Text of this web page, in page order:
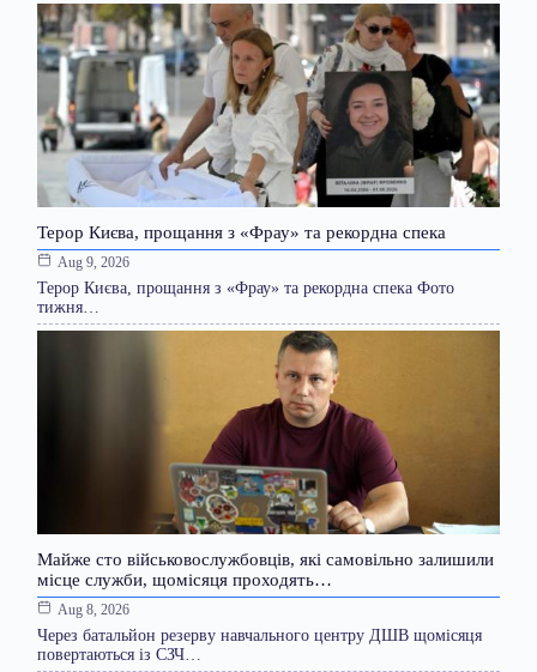
Терор Києва, прощання з «Фрау» та рекордна спека
Aug 9, 2026
Терор Києва, прощання з «Фрау» та рекордна спека Фото
тижня…
Майже сто військовослужбовців, які самовільно залишили
місце служби, щомісяця проходять…
Aug 8, 2026
Через батальйон резерву навчального центру ДШВ щомісяця
повертаються із СЗЧ…